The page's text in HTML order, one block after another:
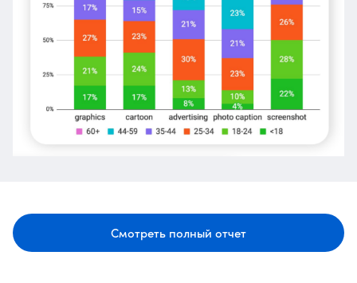
Смотреть полный отчет